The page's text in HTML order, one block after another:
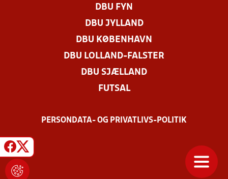
DBU FYN
DBU JYLLAND
DBU KØBENHAVN
DBU LOLLAND-FALSTER
DBU SJÆLLAND
FUTSAL
PERSONDATA- OG PRIVATLIVS-POLITIK